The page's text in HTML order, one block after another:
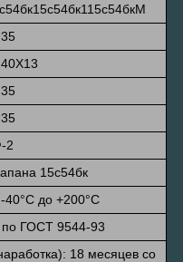
2
15с54бк
40°С до +200°С
по ГОСТ 9544-93
18 месяцев со